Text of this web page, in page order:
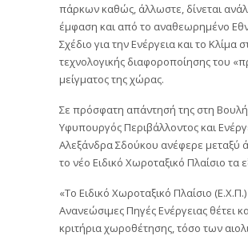
πάρκων καθώς, άλλωστε, δίνεται
έμφαση και από το αναθεωρημένο
Σχέδιο για την Ενέργεια και το Κλίμα
τεχνολογικής διαφοροποίησης του
μείγματος της χώρας.
Σε πρόσφατη απάντησή της στη
Υφυπουργός Περιβάλλοντος και
Αλεξάνδρα Σδούκου ανέφερε μεταξύ
το νέο Ειδικό Χωροταξικό Πλαίσιο τα
«Το Ειδικό Χωροταξικό Πλαίσιο (Ε.Χ.Π.)
Ανανεώσιμες Πηγές Ενέργειας θέτει
κριτήρια χωροθέτησης, τόσο των